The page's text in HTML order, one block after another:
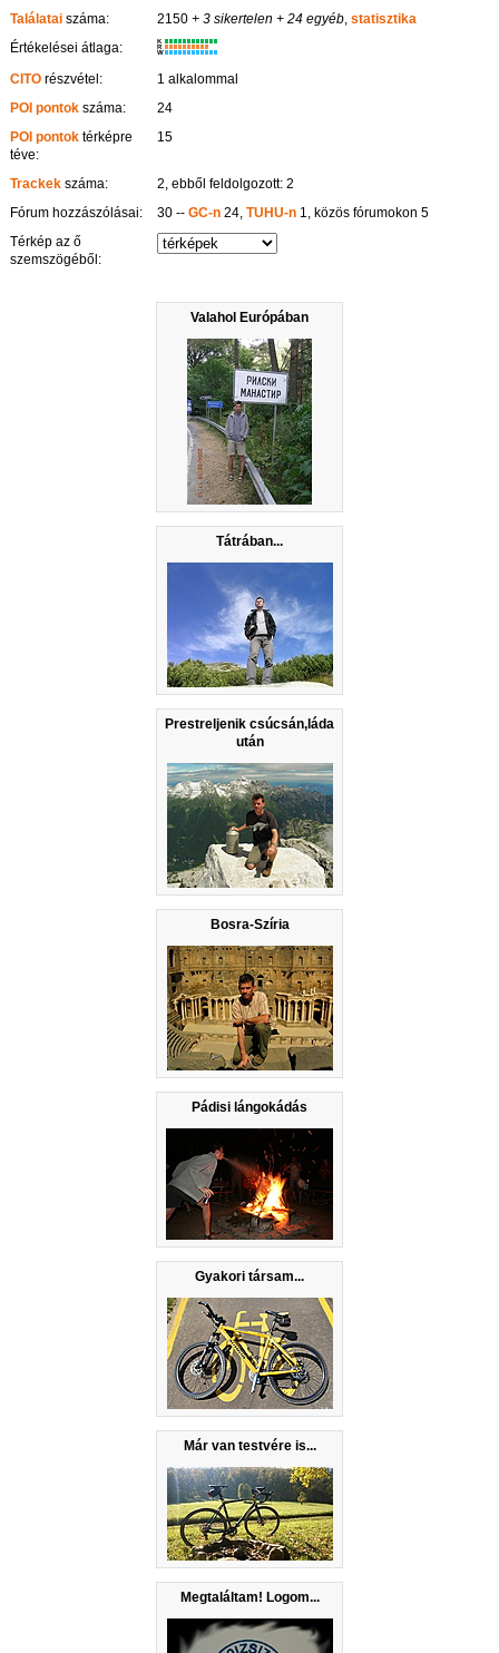
Valahol Európában
Tátrában...
Prestreljenik csúcsán,láda
után
Bosra-Szíria
Pádisi lángokádás
Gyakori társam...
Már van testvére is...
Megtaláltam! Logom...
Találatai száma: 2150 + 3 sikertelen + 24 egyéb,statisztika
Értékelései átlaga:
K
R
W
CITO részvétel:
1 alkalommal
POI pontok száma:
24
POI pontok térképre
téve:
15
Trackek száma:
2, ebből feldolgozott: 2
Fórum hozzászólásai:
30 --GC-n 24,TUHU-n 1, közös fórumokon 5
Térkép az ő
szemszögéből: